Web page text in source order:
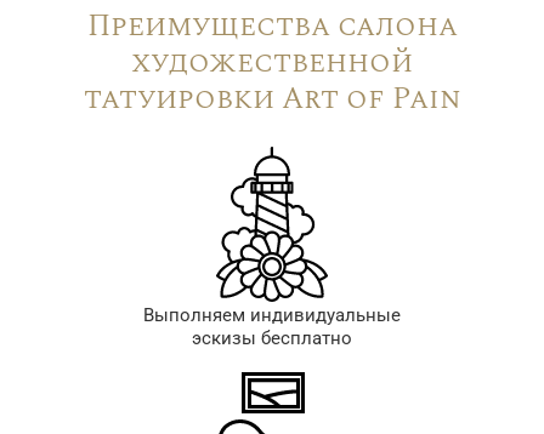
Преимущества салона
художественной
татуировки Art of Pain
Выполняем индивидуальные
эскизы бесплатно